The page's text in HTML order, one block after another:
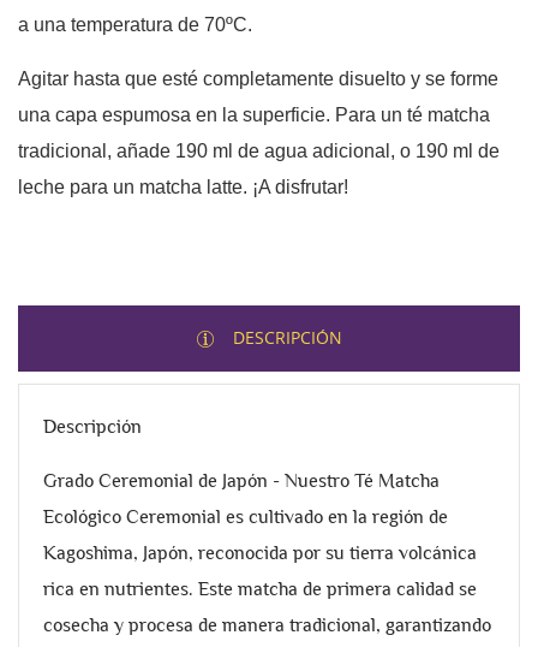
a una temperatura de 70ºC.
Agitar hasta que esté completamente disuelto y se forme
una capa espumosa en la superficie. Para un té matcha
tradicional, añade 190 ml de agua adicional, o 190 ml de
leche para un matcha latte. ¡A disfrutar!
DESCRIPCIÓN
Descripción
Grado Ceremonial de Japón - Nuestro Té Matcha
Ecológico Ceremonial es cultivado en la región de
Kagoshima, Japón, reconocida por su tierra volcánica
rica en nutrientes. Este matcha de primera calidad se
cosecha y procesa de manera tradicional, garantizando